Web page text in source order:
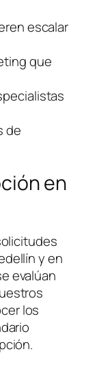
escalar
que
de
en
y en
evalúan
los